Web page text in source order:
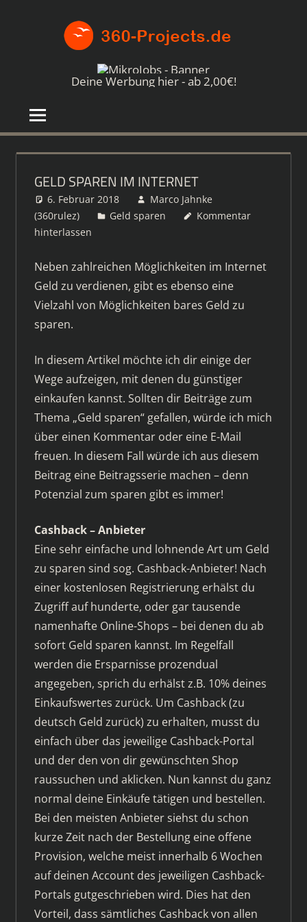
Seiten
im
Netz
Deine Werbung hier - ab 2,00€!
GELD SPAREN IM INTERNET
6. Februar 2018
Marco Jahnke
(360rulez)
Geld sparen
Kommentar
hinterlassen
Neben zahlreichen Möglichkeiten im Internet
Geld zu verdienen, gibt es ebenso eine
Vielzahl von Möglichkeiten bares Geld zu
sparen.
In diesem Artikel möchte ich dir einige der
Wege aufzeigen, mit denen du günstiger
einkaufen kannst. Sollten dir Beiträge zum
Thema „Geld sparen“ gefallen, würde ich mich
über einen Kommentar oder eine E-Mail
freuen. In diesem Fall würde ich aus diesem
Beitrag eine Beitragsserie machen – denn
Potenzial zum sparen gibt es immer!
Cashback – Anbieter
Eine sehr einfache und lohnende Art um Geld
zu sparen sind sog. Cashback-Anbieter! Nach
einer kostenlosen Registrierung erhälst du
Zugriff auf hunderte, oder gar tausende
namenhafte Online-Shops – bei denen du ab
sofort Geld sparen kannst. Im Regelfall
werden die Ersparnisse prozendual
angegeben, sprich du erhälst z.B. 10% deines
Einkaufswertes zurück. Um Cashback (zu
deutsch Geld zurück) zu erhalten, musst du
einfach über das jeweilige Cashback-Portal
und der den von dir gewünschten Shop
raussuchen und aklicken. Nun kannst du ganz
normal deine Einkäufe tätigen und bestellen.
Bei den meisten Anbieter siehst du schon
kurze Zeit nach der Bestellung eine offene
Provision, welche meist innerhalb 6 Wochen
auf deinen Account des jeweiligen Cashback-
Portals gutgeschrieben wird. Dies hat den
Vorteil, dass sämtliches Cashback von allen